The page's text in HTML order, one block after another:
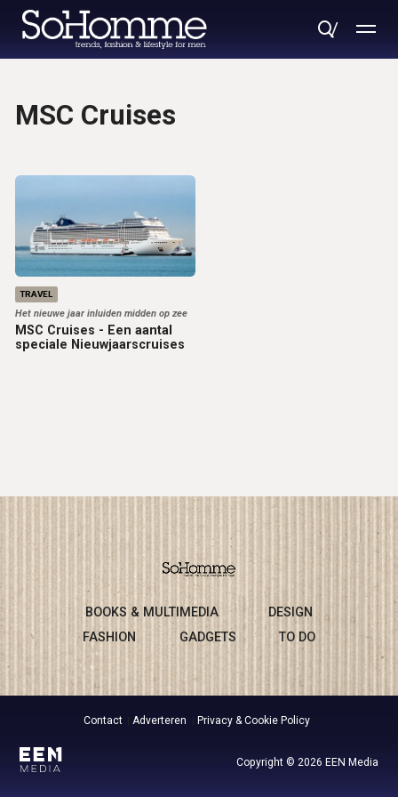
MSC Cruises
TRAVEL
Het nieuwe jaar inluiden midden op zee
MSC Cruises - Een aantal
speciale Nieuwjaarscruises
BOOKS & MULTIMEDIA
DESIGN
FASHION
GADGETS TO DO
Copyright © 2026 EEN Media
Contact Adverteren Privacy & Cookie Policy